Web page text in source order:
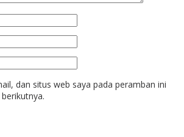
dan situs web saya pada peramban ini